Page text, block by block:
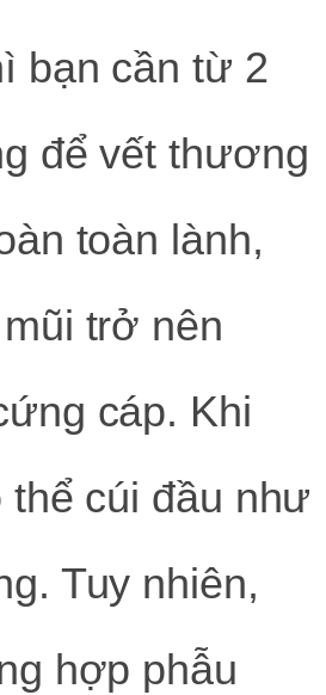
bạn cần từ 2
để vết thương
toàn lành,
trở nên
cáp. Khi
thể cúi đầu như
Tuy nhiên,
hợp phẫu